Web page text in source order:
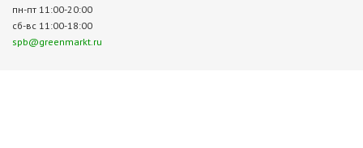
пн-пт 11:00-20:00
сб-вс 11:00-18:00
spb@greenmarkt.ru